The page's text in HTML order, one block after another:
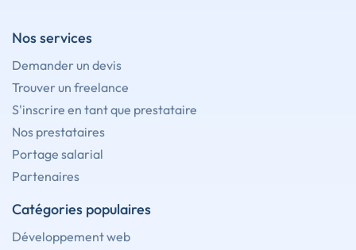
Nos services
Demander un devis
Trouver un freelance
S'inscrire en tant que prestataire
Nos prestataires
Portage salarial
Partenaires
Catégories populaires
Développement web